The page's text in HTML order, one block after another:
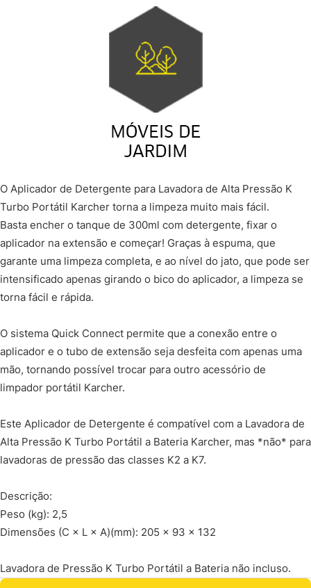
O Aplicador de Detergente para Lavadora de Alta Pressão K
Turbo Portátil Karcher torna a limpeza muito mais fácil.
Basta encher o tanque de 300ml com detergente, fixar o
aplicador na extensão e começar! Graças à espuma, que
garante uma limpeza completa, e ao nível do jato, que pode ser
intensificado apenas girando o bico do aplicador, a limpeza se
torna fácil e rápida.
O sistema Quick Connect permite que a conexão entre o
aplicador e o tubo de extensão seja desfeita com apenas uma
mão, tornando possível trocar para outro acessório de
limpador portátil Karcher.
Este Aplicador de Detergente é compatível com a Lavadora de
Alta Pressão K Turbo Portátil a Bateria Karcher, mas *não* para
lavadoras de pressão das classes K2 a K7.
Descrição:
Peso (kg): 2,5
Dimensões (C × L × A)(mm): 205 x 93 x 132
Lavadora de Pressão K Turbo Portátil a Bateria não incluso.